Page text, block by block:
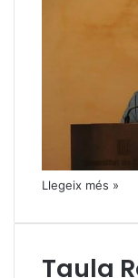
Llegeix més »
Taula